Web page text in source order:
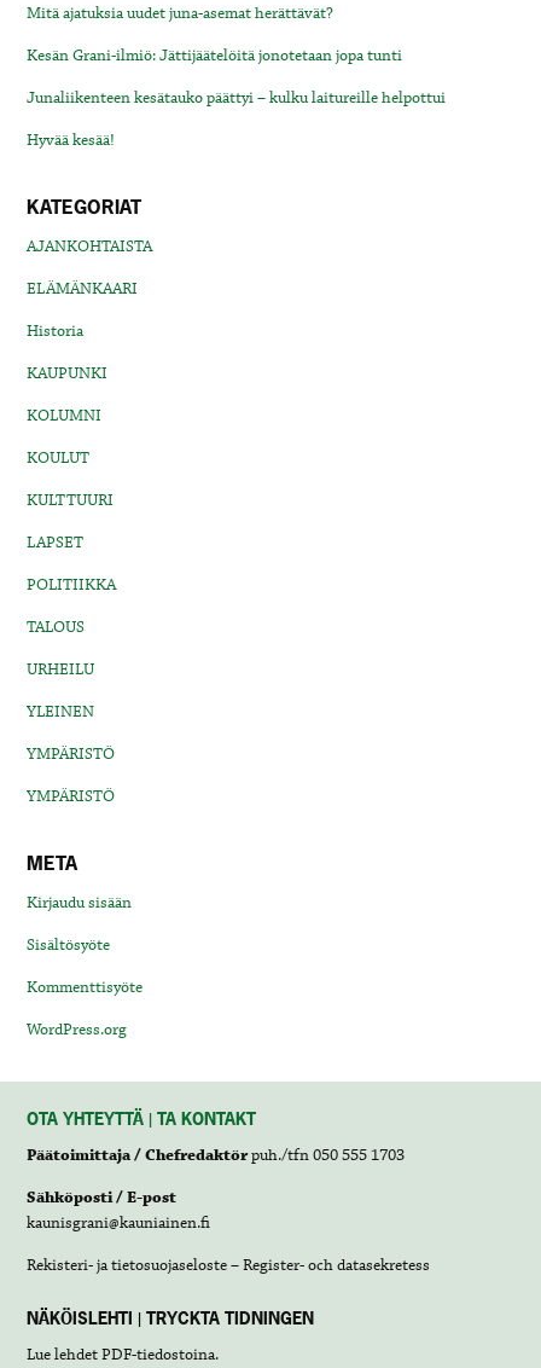
Mitä ajatuksia uudet juna-asemat herättävät?
Kesän Grani-ilmiö: Jättijäätelöitä jonotetaan jopa tunti
Junaliikenteen kesätauko päättyi – kulku laitureille helpottui
Hyvää kesää!
KATEGORIAT
AJANKOHTAISTA
ELÄMÄNKAARI
Historia
KAUPUNKI
KOLUMNI
KOULUT
KULTTUURI
LAPSET
POLITIIKKA
TALOUS
URHEILU
YLEINEN
YMPÄRISTÖ
YMPÄRISTÖ
META
Kirjaudu sisään
Sisältösyöte
Kommenttisyöte
WordPress.org
OTA YHTEYTTÄ | TA KONTAKT
Päätoimittaja / Chefredaktörpuh./tfn 050 555 1703
Sähköposti / E-post
kaunisgrani@kauniainen.fi
Rekisteri- ja tietosuojaseloste – Register- och datasekretess
NÄKÖISLEHTI | TRYCKTA TIDNINGEN
Lue lehdetPDF-tiedostoina.